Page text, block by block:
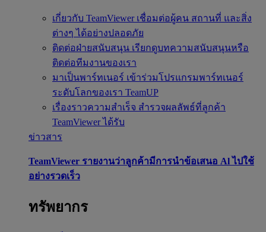
เกี่ยวกับ TeamViewer เชื่อมต่อผู้คน สถานที่ และสิ่ง
ต่างๆ ได้อย่างปลอดภัย
ติดต่อฝ่ายสนับสนุน เรียกดูบทความสนับสนุนหรือ
ติดต่อทีมงานของเรา
มาเป็นพาร์ทเนอร์ เข้าร่วมโปรแกรมพาร์ทเนอร์
ระดับโลกของเรา TeamUP
เรื่องราวความสำเร็จ สำรวจผลลัพธ์ที่ลูกค้า
TeamViewer ได้รับ
ข่าวสาร
TeamViewer รายงานว่าลูกค้ามีการนำข้อเสนอ Al ไปใช้
อย่างรวดเร็ว
ทรัพยากร